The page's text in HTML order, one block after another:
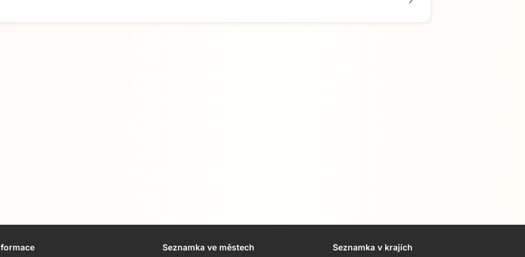
Seznamka ve městech
Seznamka v krajích